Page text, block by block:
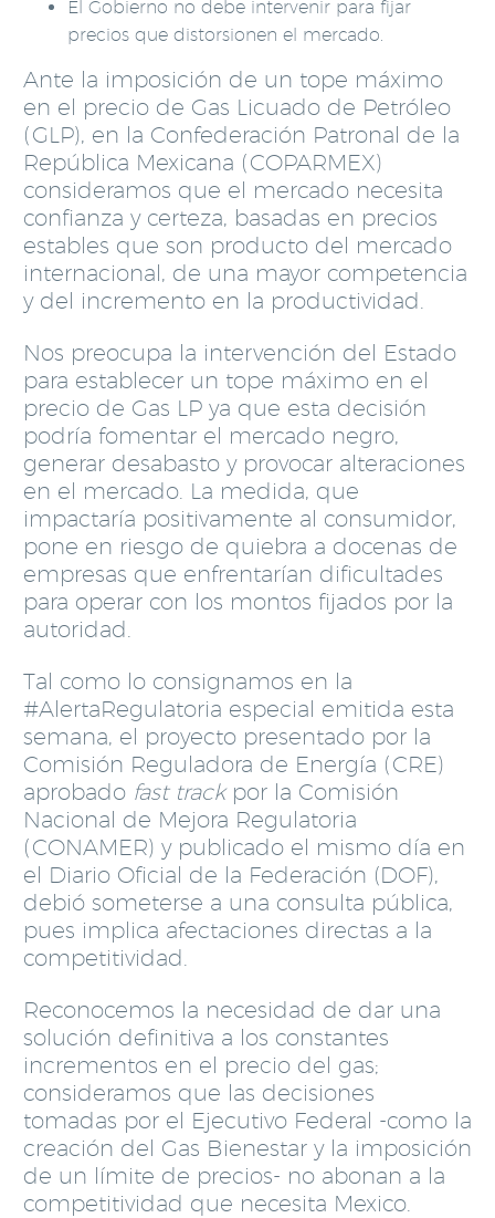
El Gobierno no debe intervenir para fijar
precios que distorsionen el mercado.
Ante la imposición de un tope máximo
en el precio de Gas Licuado de Petróleo
(GLP), en la Confederación Patronal de la
República Mexicana (COPARMEX)
consideramos que el mercado necesita
confianza y certeza, basadas en precios
estables que son producto del mercado
internacional, de una mayor competencia
y del incremento en la productividad.
Nos preocupa la intervención del Estado
para establecer un tope máximo en el
precio de Gas LP ya que esta decisión
podría fomentar el mercado negro,
generar desabasto y provocar alteraciones
en el mercado. La medida, que
impactaría positivamente al consumidor,
pone en riesgo de quiebra a docenas de
empresas que enfrentarían dificultades
para operar con los montos fijados por la
autoridad.
Tal como lo consignamos en la
#AlertaRegulatoria especial emitida esta
semana, el proyecto presentado por la
Comisión Reguladora de Energía (CRE)
aprobado fast track por la Comisión
Nacional de Mejora Regulatoria
(CONAMER) y publicado el mismo día en
el Diario Oficial de la Federación (DOF),
debió someterse a una consulta pública,
pues implica afectaciones directas a la
competitividad.
Reconocemos la necesidad de dar una
solución definitiva a los constantes
incrementos en el precio del gas;
consideramos que las decisiones
tomadas por el Ejecutivo Federal -como la
creación del Gas Bienestar y la imposición
de un límite de precios- no abonan a la
competitividad que necesita Mexico.